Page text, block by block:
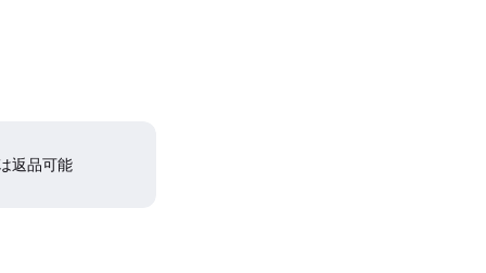
返品可能